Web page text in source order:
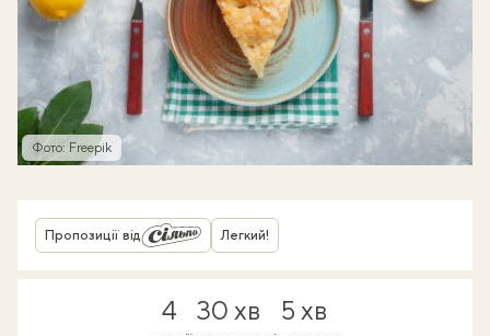
Фото: Freepik
Пропозиції від Легкий!
4 30 хв 5 хв